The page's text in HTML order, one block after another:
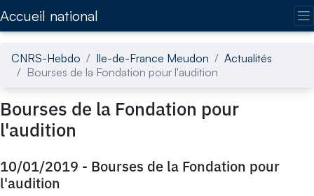
Accueil national
CNRS-Hebdo Ile-de-France Meudon
Actualités
Bourses de la Fondation pour l'audition
Bourses de la Fondation pour
l'audition
10/01/2019 - Bourses de la Fondation pour
l'audition